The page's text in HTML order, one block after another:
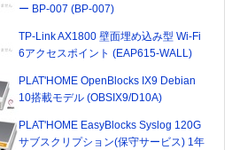
ー BP-007 (BP-007)
TP-Link AX1800 壁面埋め込み型 Wi-Fi
6アクセスポイント (EAP615-WALL)
PLAT'HOME OpenBlocks IX9 Debian
10搭載モデル (OBSIX9/D10A)
PLAT'HOME EasyBlocks Syslog 120G
サブスクリプション(保守サービス) 1年